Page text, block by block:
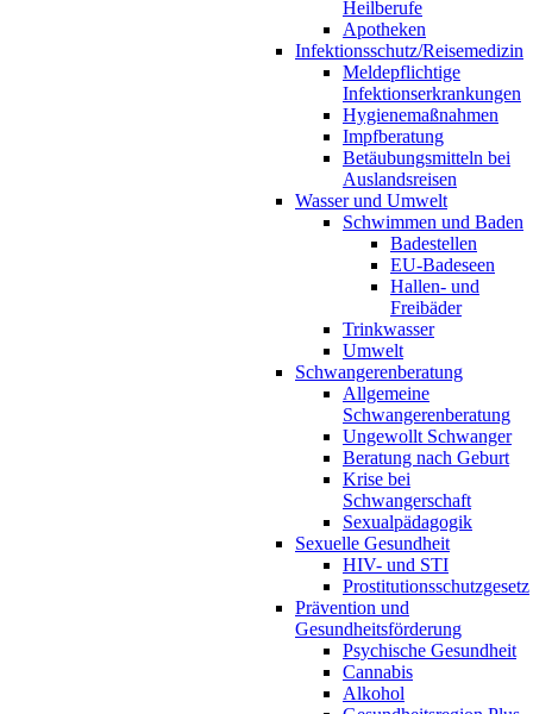
Heilberufe
Apotheken
Infektionsschutz/Reisemedizin
Meldepflichtige
Infektionserkrankungen
Hygienemaßnahmen
Impfberatung
Betäubungsmitteln bei
Auslandsreisen
Wasser und Umwelt
Schwimmen und Baden
Badestellen
EU-Badeseen
Hallen- und
Freibäder
Trinkwasser
Umwelt
Schwangerenberatung
Allgemeine
Schwangerenberatung
Ungewollt Schwanger
Beratung nach Geburt
Krise bei
Schwangerschaft
Sexualpädagogik
Sexuelle Gesundheit
HIV- und STI
Prostitutionsschutzgesetz
Prävention und
Gesundheitsförderung
Psychische Gesundheit
Cannabis
Alkohol